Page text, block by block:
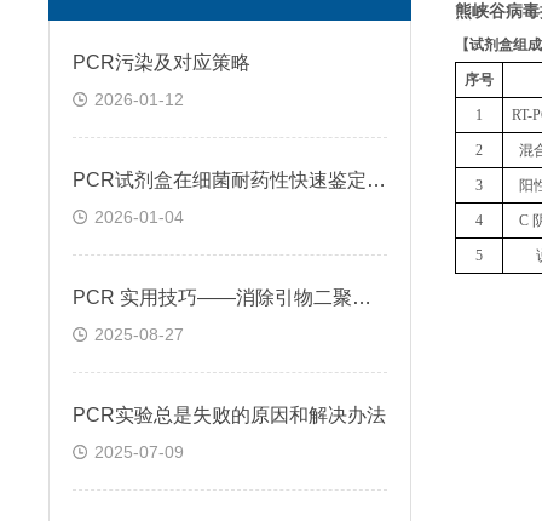
PCR污染及对应策略
2026-01-12
PCR试剂盒在细菌耐药性快速鉴定中的关键作用
2026-01-04
PCR 实用技巧——消除引物二聚体的方法
2025-08-27
PCR实验总是失败的原因和解决办法
2025-07-09
熊峡谷病
【试剂盒组成
序号
1 RT-
2 混
3 阳
4 C
5